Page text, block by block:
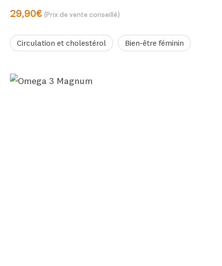
29,90€ (Prix de vente conseillé)
Circulation et cholestérol Bien-être féminin